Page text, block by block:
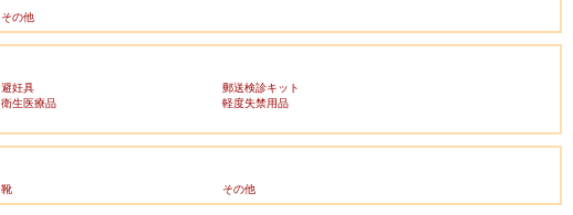
その他
避妊具
郵送検診キット
衛生医療品
軽度失禁用品
靴 その他